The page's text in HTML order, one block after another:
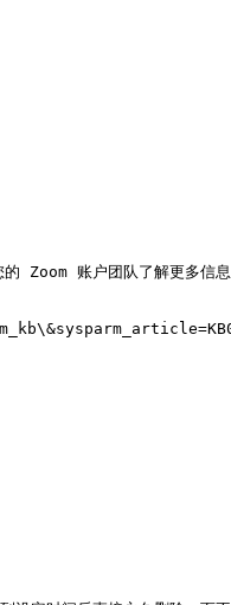
Zoom 账户团队了解更多信息